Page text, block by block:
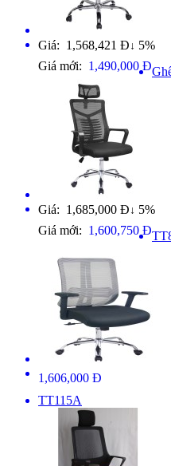
Giá: 1,568,421 Đ ↓ 5%
Giá mới: 1,490,000 Đ
Giá: 1,685,000 Đ ↓ 5%
Giá mới: 1,600,750 Đ
1,606,000 Đ
TT115A